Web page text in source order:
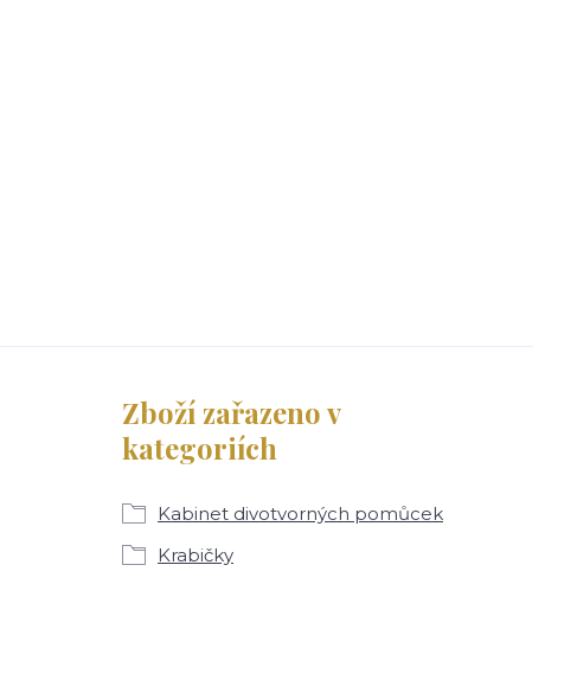
Zboží zařazeno v
kategoriích
Kabinet divotvorných pomůcek
Krabičky